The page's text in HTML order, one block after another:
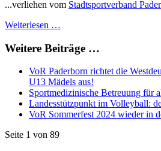
...verliehen vom Stadtsportverband
Weiterlesen …
Weitere Beiträge …
VoR Paderborn richtet die
U13 Mädels aus!
Sportmedizinische Betreuung für
Landesstützpunkt im Volleyball:
VoR Sommerfest 2024 wieder in
Seite 1 von 89